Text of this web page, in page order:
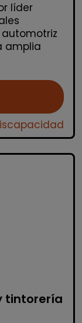
líder
amplia
tintorería